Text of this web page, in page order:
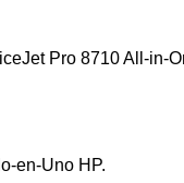
Pro 8710 All-in-
en-Uno HP.